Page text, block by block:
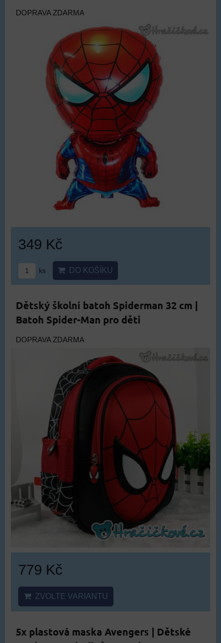
DOPRAVA ZDARMA
349 Kč
ks DO KOŠÍKU
Dětský školní batoh Spiderman 32 cm |
Batoh Spider-Man pro děti
DOPRAVA ZDARMA
779 Kč
ZVOLTE VARIANTU
5x plastová maska Avengers | Dětské